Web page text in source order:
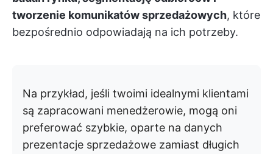
tworzenie komunikatów sprzedażowych, które
bezpośrednio odpowiadają na ich potrzeby.
Na przykład, jeśli twoimi idealnymi klientami
są zapracowani menedżerowie, mogą oni
preferować szybkie, oparte na danych
prezentacje sprzedażowe zamiast długich